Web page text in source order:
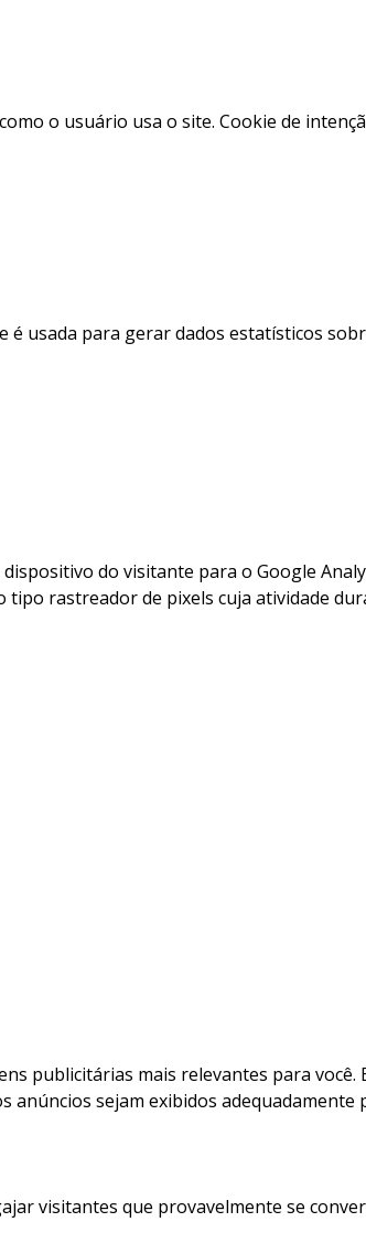
o usuário usa o site. Cookie de
é usada para gerar dados estatísticos
do visitante para o Google
rastreador de pixels cuja atividade
publicitárias mais relevantes para
sejam exibidos adequadamente
visitantes que provavelmente se